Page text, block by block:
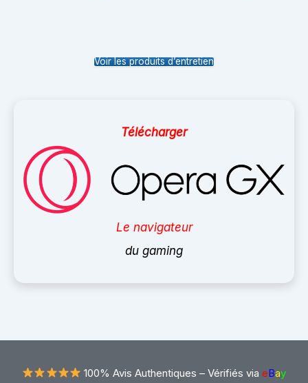
Voir les produits d’entretien
Télécharger
Le navigateur
du gaming
100% Avis Authentiques – Vérifiés via eBay